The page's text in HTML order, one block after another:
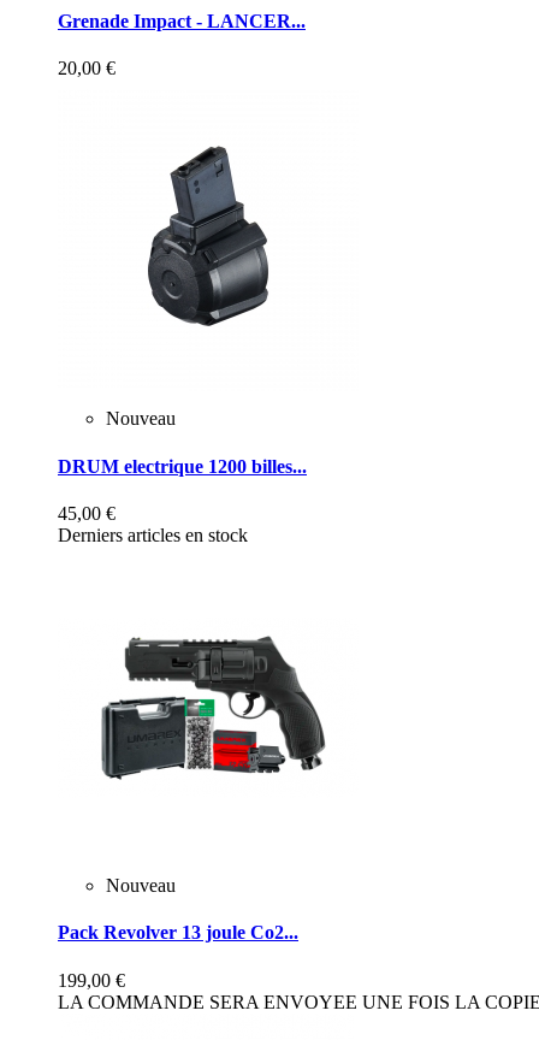
Grenade Impact - LANCER...
20,00 €
Nouveau
DRUM electrique 1200 billes...
45,00 €
Derniers articles en stock
Nouveau
Pack Revolver 13 joule Co2...
199,00 €
LA COMMANDE SERA ENVOYEE UNE FOIS LA